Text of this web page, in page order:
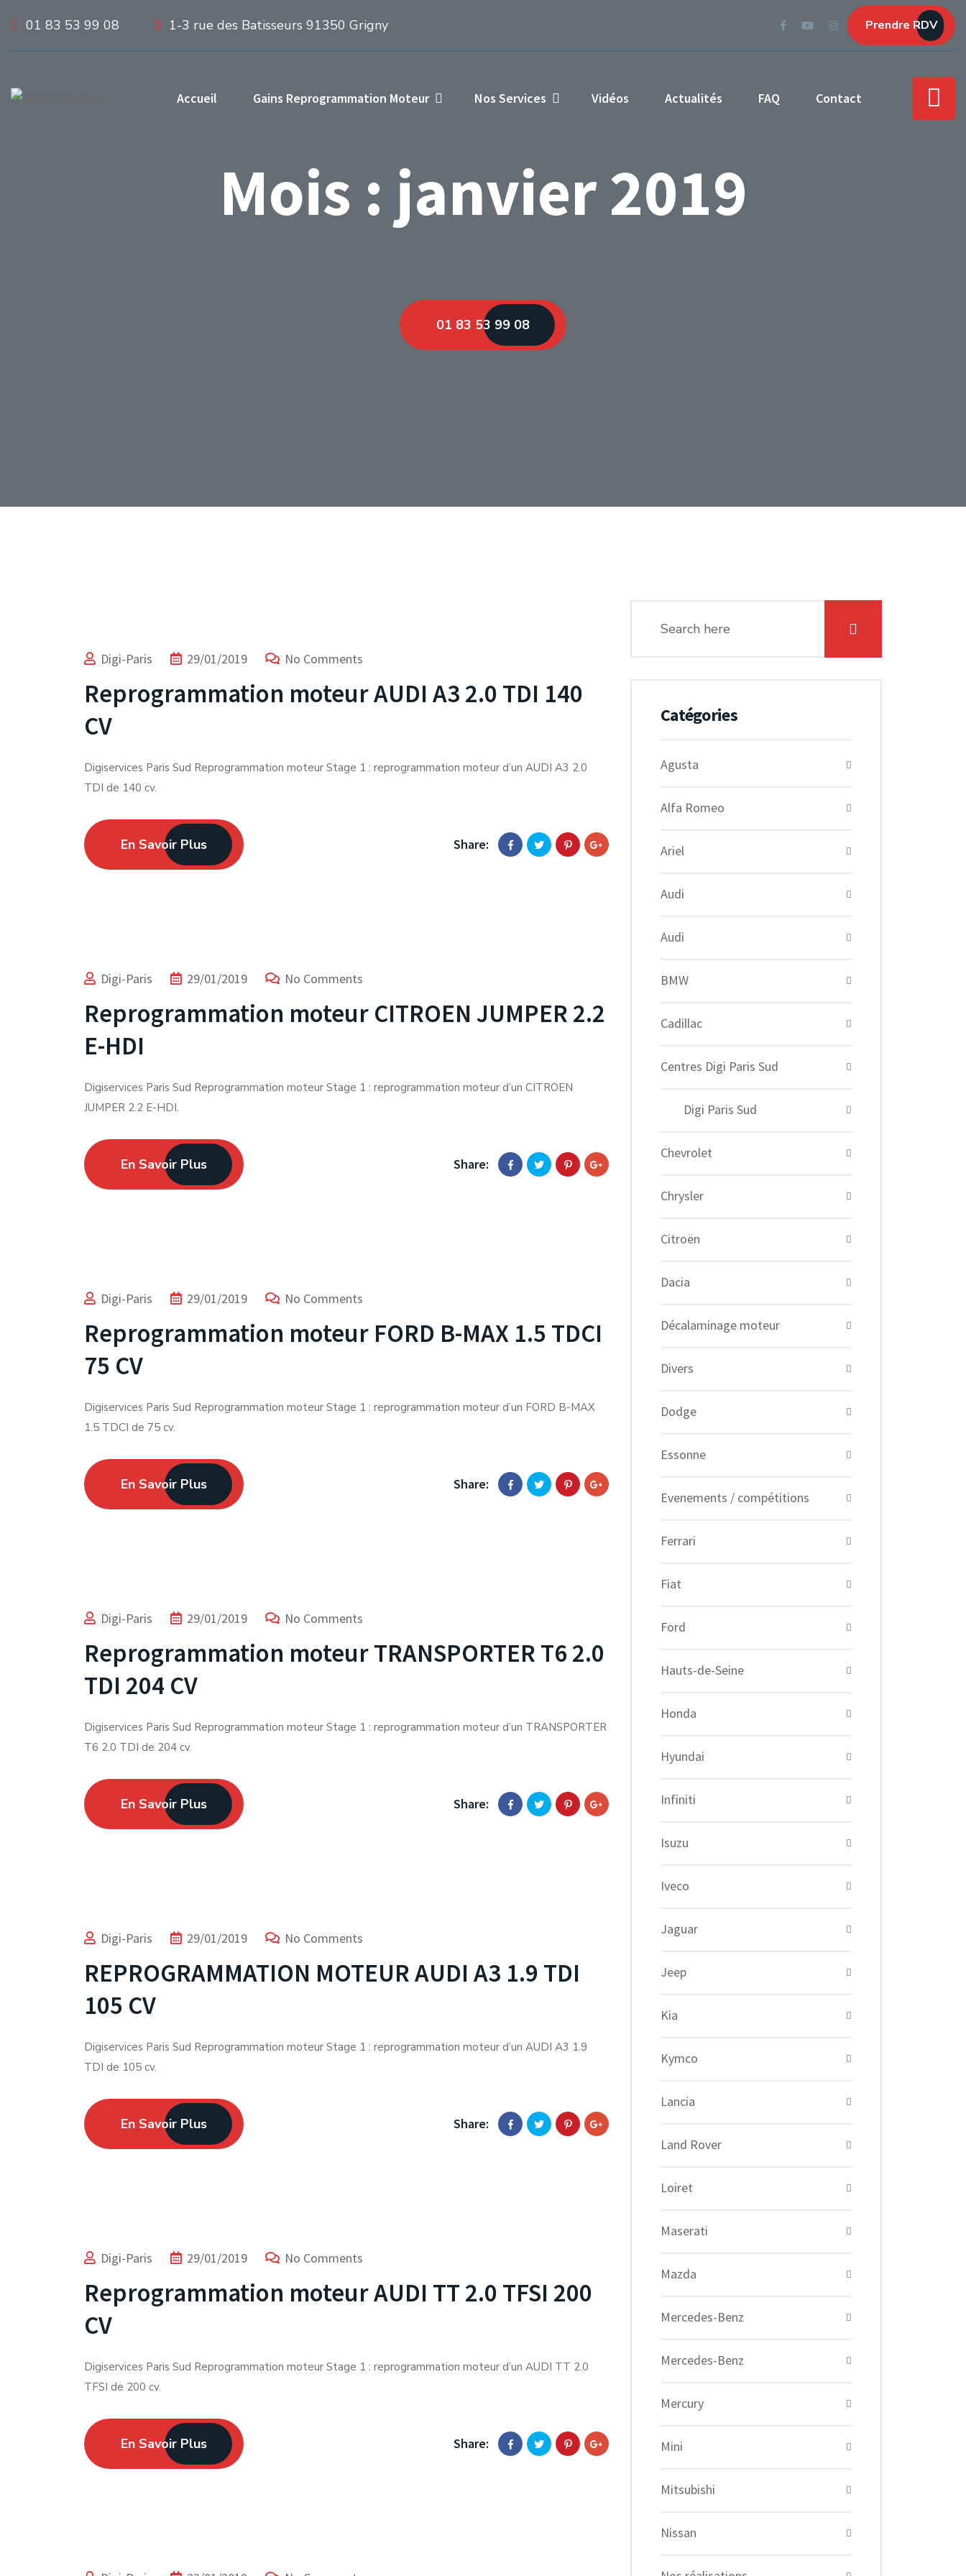
01 83 53 99 08 1-3 rue des Batisseurs 91350 Grigny Prendre RDV
Accueil Gains Reprogrammation Moteur Nos Services Vidéos Actualités FAQ Contact
Mois : janvier 2019
01 83 53 99 08
Digi-Paris 29/01/2019 No Comments
Reprogrammation moteur AUDI A3 2.0 TDI 140
CV
Digiservices Paris Sud Reprogrammation moteur Stage 1 : reprogrammation moteur d’un AUDI A3 2.0
TDI de 140 cv.
En Savoir Plus Share:
Digi-Paris 29/01/2019 No Comments
Reprogrammation moteur CITROEN JUMPER 2.2
E-HDI
Digiservices Paris Sud Reprogrammation moteur Stage 1 : reprogrammation moteur d’un CITROEN
JUMPER 2.2 E-HDI.
En Savoir Plus Share:
Digi-Paris 29/01/2019 No Comments
Reprogrammation moteur FORD B-MAX 1.5 TDCI
75 CV
Digiservices Paris Sud Reprogrammation moteur Stage 1 : reprogrammation moteur d’un FORD B-MAX
1.5 TDCI de 75 cv.
En Savoir Plus Share:
Digi-Paris 29/01/2019 No Comments
Reprogrammation moteur TRANSPORTER T6 2.0
TDI 204 CV
Digiservices Paris Sud Reprogrammation moteur Stage 1 : reprogrammation moteur d’un TRANSPORTER
T6 2.0 TDI de 204 cv.
En Savoir Plus Share:
Digi-Paris 29/01/2019 No Comments
REPROGRAMMATION MOTEUR AUDI A3 1.9 TDI
105 CV
Digiservices Paris Sud Reprogrammation moteur Stage 1 : reprogrammation moteur d’un AUDI A3 1.9
TDI de 105 cv.
En Savoir Plus Share:
Digi-Paris 29/01/2019 No Comments
Reprogrammation moteur AUDI TT 2.0 TFSI 200
CV
Digiservices Paris Sud Reprogrammation moteur Stage 1 : reprogrammation moteur d’un AUDI TT 2.0
TFSI de 200 cv.
En Savoir Plus Share:
Catégories
Agusta
Alfa Romeo
Ariel
Audi
Audi
BMW
Cadillac
Centres Digi Paris Sud
Digi Paris Sud
Chevrolet
Chrysler
Citroën
Dacia
Décalaminage moteur
Divers
Dodge
Essonne
Evenements / compétitions
Ferrari
Fiat
Ford
Hauts-de-Seine
Honda
Hyundai
Infiniti
Isuzu
Iveco
Jaguar
Jeep
Kia
Kymco
Lancia
Land Rover
Loiret
Maserati
Mazda
Mercedes-Benz
Mercedes-Benz
Mercury
Mini
Mitsubishi
Nissan